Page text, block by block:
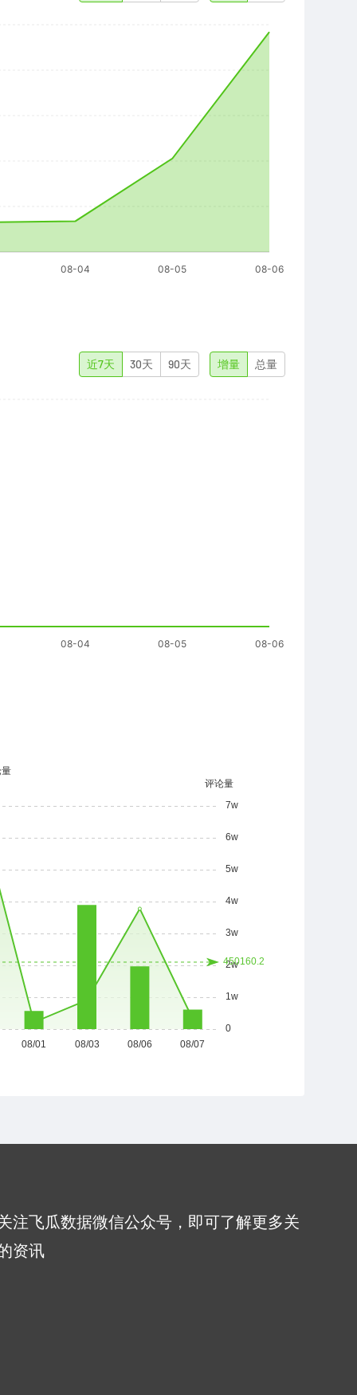
近7天 30天 90天 增量 总量
注飞瓜数据微信公众号，即可了解更多关
资讯